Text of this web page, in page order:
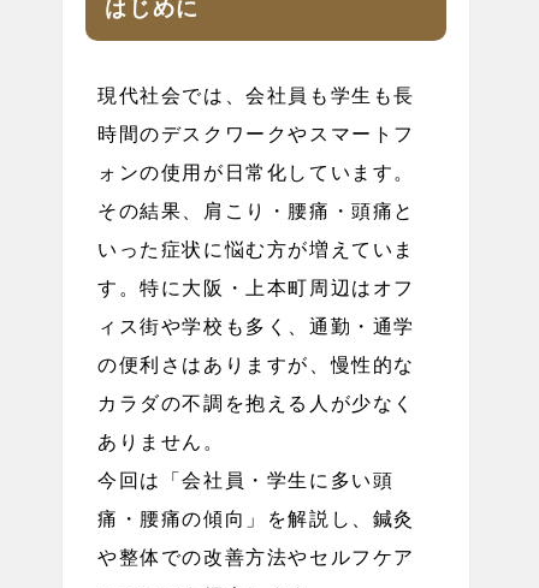
はじめに
現代社会では、会社員も学生も長
時間のデスクワークやスマートフ
ォンの使用が日常化しています。
その結果、肩こり・腰痛・頭痛と
いった症状に悩む方が増えていま
す。特に大阪・上本町周辺はオフ
ィス街や学校も多く、通勤・通学
の便利さはありますが、慢性的な
カラダの不調を抱える人が少なく
ありません。
今回は「会社員・学生に多い頭
痛・腰痛の傾向」を解説し、鍼灸
や整体での改善方法やセルフケア